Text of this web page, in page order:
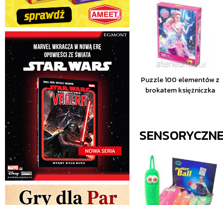
Puzzle 100 elementów z
brokatem księżniczka